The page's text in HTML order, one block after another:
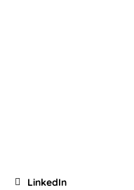
LinkedIn